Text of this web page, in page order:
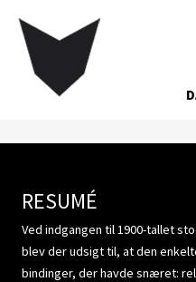
RESUMÉ
Ved indgangen til 1900-tallet
blev der udsigt til, at den
bindinger, der havde snæret: